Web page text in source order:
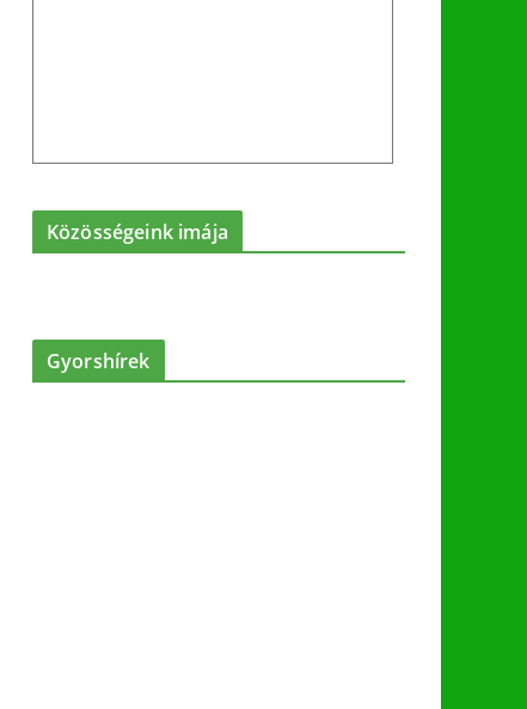
Közösségeink imája
Gyorshírek